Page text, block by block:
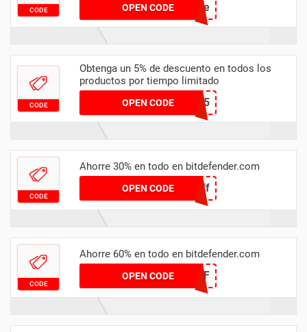
CODE OPEN CODE guide
CODE
Obtenga un 5% de descuento en todos los
productos por tiempo limitado
OPEN CODE
AUTODIDACTE5
CODE
Ahorre 30% en todo en bitdefender.com
OPEN CODE
30PercentOff
CODE
Ahorre 60% en todo en bitdefender.com
OPEN CODE
RENEWAL-OFF-60OFF